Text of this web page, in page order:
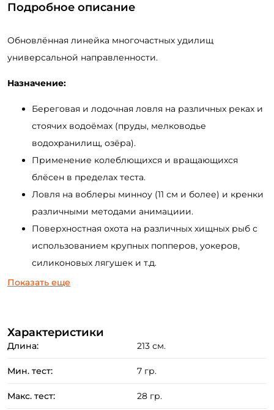
Подробное описание
Обновлённая линейка многочастных удилищ
универсальной направленности.
Назначение:
Береговая и лодочная ловля на различных реках и
стоячих водоёмах (пруды, мелководье
водохранилищ, озёра).
Применение колеблющихся и вращающихся
блёсен в пределах теста.
Ловля на воблеры минноу (11 см и более) и кренки
различными методами анимациии.
Поверхностная охота на различных хищных рыб с
использованием крупных попперов, уокеров,
силиконовых лягушек и т.д.
Джиговая ловля в пределах теста с применением
Ловля на отводной поводок и другие варианты
оснасток ("каролина", джиг-риг, токио-риг, дроп-
неогруженную "резину".
Показать еще
Характеристики
Длина: 213 см.
Мин. тест: 7 гр.
Макс. тест: 28 гр.